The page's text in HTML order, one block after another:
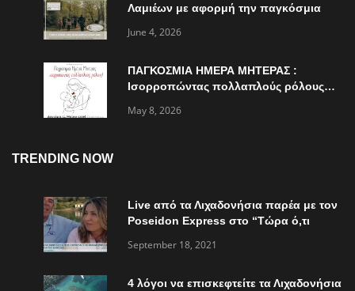
Λαμιέων με αφορμή την παγκόσμια
June 4, 2026
ΠΑΓΚΟΣΜΙΑ ΗΜΕΡΑ ΜΗΤΕΡΑΣ :
Ισορροπώντας πολλαπλούς ρόλους…
May 8, 2026
TRENDING NOW
Live από τα Λιχαδονήσια παρέα με τον
Poseidon Express στο “Τώρα ό,τι
September 18, 2021
4 λόγοι να επισκεφτείτε τα Λιχαδονήσια